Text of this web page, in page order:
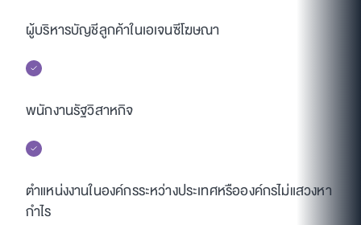
ผู้บริหารบัญชีลูกค้าในเอเจนซีโฆษณา
พนักงานรัฐวิสาหกิจ
ตำแหน่งงานในองค์กรระหว่างประเทศหรือองค์กรไม่แสวงหา
กำไร